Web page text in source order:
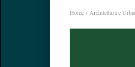
Home /Architettura e